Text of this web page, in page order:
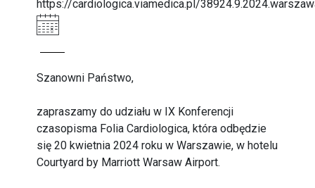
https://cardiologica.viamedica.pl/
Szanowni Państwo,
zapraszamy do udziału w IX Konferencji
czasopisma Folia Cardiologica, która odbędzie
się 20 kwietnia 2024 roku w Warszawie, w hotelu
Courtyard by Marriott Warsaw Airport.